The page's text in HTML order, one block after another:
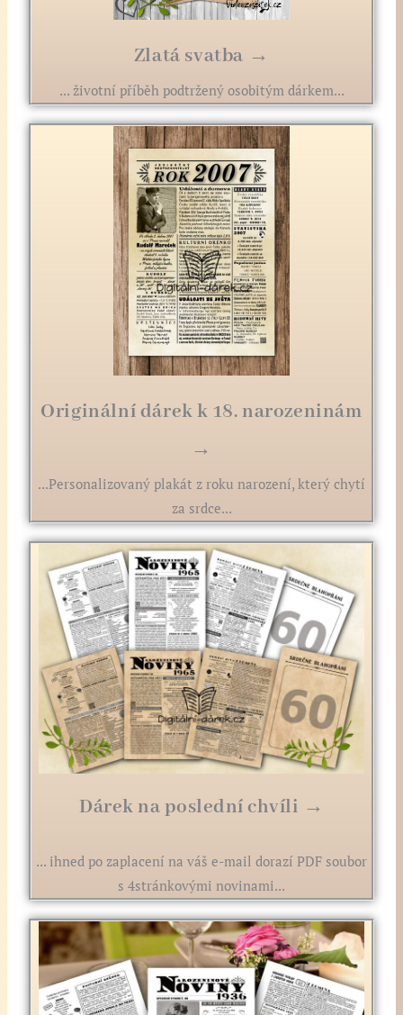
Zlatá svatba →
... životní příběh podtržený osobitým dárkem...
Originální dárek k 18. narozeninám
→
...Personalizovaný plakát z roku narození, který chytí
za srdce...
Dárek na poslední chvíli →
... ihned po zaplacení na váš e-mail dorazí PDF soubor
s 4stránkovými novinami...